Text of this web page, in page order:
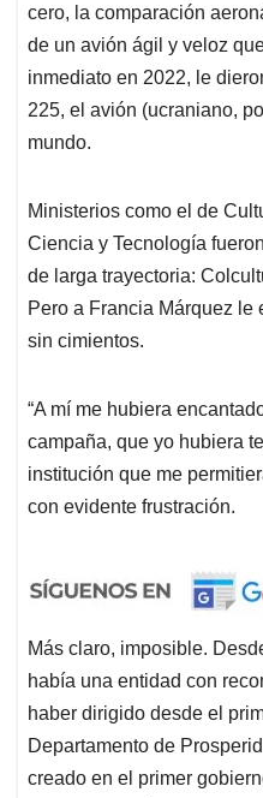
cero, la comparación
de un avión ágil y veloz
inmediato en 2022, le
225, el avión (ucraniano,
mundo.
Ministerios como el de
Ciencia y Tecnología
de larga trayectoria:
Pero a Francia Márquez le
sin cimientos.
“A mí me hubiera
campaña, que yo hubiera
institución que me
con evidente frustración.
Más claro, imposible.
había una entidad con
haber dirigido desde el
Departamento de
creado en el primer